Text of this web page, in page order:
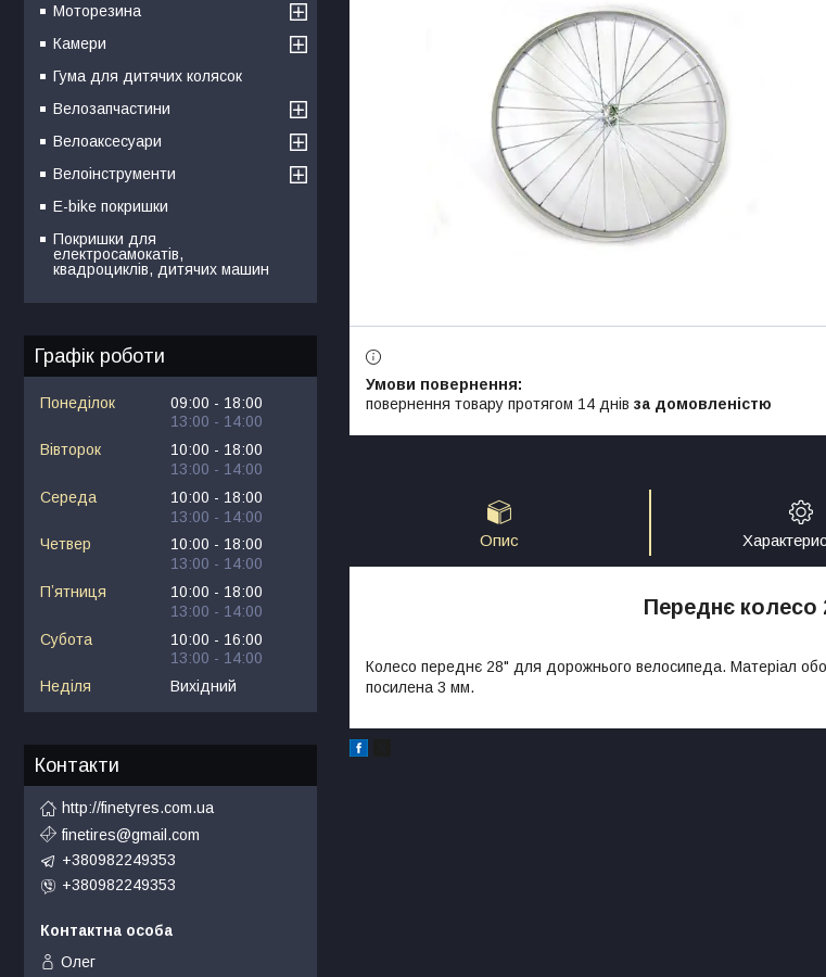
повернення товару протягом 14 днів за домовленістю
Опис
Переднє колесо
Колесо переднє 28" для дорожнього велосипеда. Матеріал
посилена 3 мм.
Моторезина
Камери
Гума для дитячих колясок
Велозапчастини
Велоаксесуари
Велоінструменти
E-bike покришки
Покришки для
електросамокатів,
квадроциклів, дитячих машин
Графік роботи
Понеділок 09:00
18:00
13:00
14:00
Вівторок
10:00
18:00
13:00
14:00
Середа
10:00
18:00
13:00
14:00
Четвер
10:00
18:00
13:00
14:00
Пʼятниця
10:00
18:00
13:00
14:00
Субота
10:00
16:00
13:00
14:00
Неділя
Вихідний
Контакти
http://finetyres.com.ua
finetires@gmail.com
+380982249353
+380982249353
Олег